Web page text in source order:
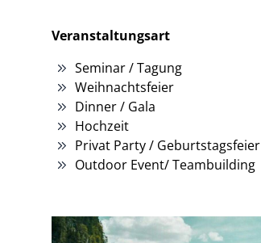
Veranstaltungsart
Seminar / Tagung
Weihnachtsfeier
Dinner / Gala
Hochzeit
Privat Party / Geburtstagsfeier
Outdoor Event/ Teambuilding